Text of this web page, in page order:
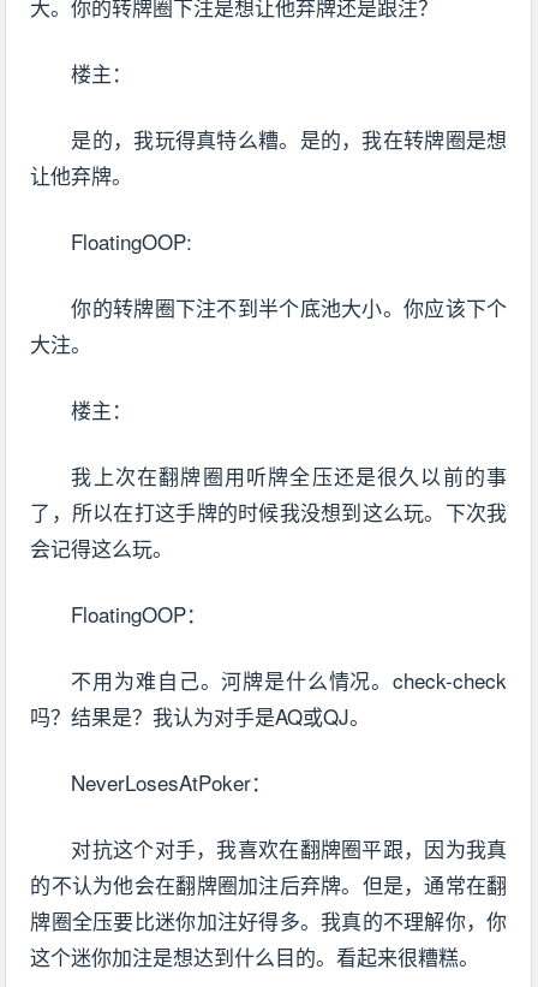
大。你的转牌圈下注是想让他弃牌还是跟注？
楼主：
是的，我玩得真特么糟。是的，我在转牌圈是想
让他弃牌。
FloatingOOP:
你的转牌圈下注不到半个底池大小。你应该下个
大注。
楼主：
我上次在翻牌圈用听牌全压还是很久以前的事
了，所以在打这手牌的时候我没想到这么玩。下次我
会记得这么玩。
FloatingOOP：
不用为难自己。河牌是什么情况。check-check
吗？结果是？我认为对手是AQ或QJ。
NeverLosesAtPoker：
对抗这个对手，我喜欢在翻牌圈平跟，因为我真
的不认为他会在翻牌圈加注后弃牌。但是，通常在翻
牌圈全压要比迷你加注好得多。我真的不理解你，你
这个迷你加注是想达到什么目的。看起来很糟糕。